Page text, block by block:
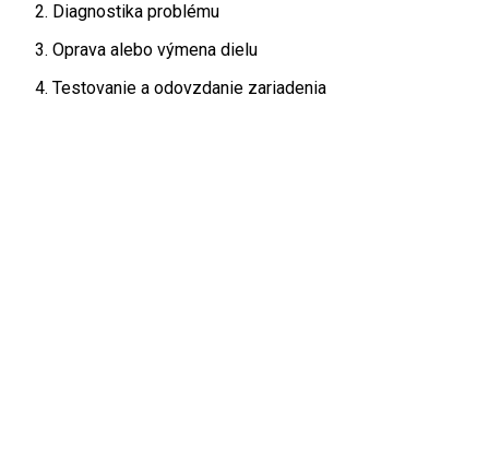
Diagnostika problému
Oprava alebo výmena dielu
Testovanie a odovzdanie zariadenia